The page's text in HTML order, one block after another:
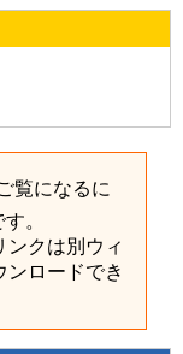
覧になるに
。
ンクは別ウィ
ンロードでき